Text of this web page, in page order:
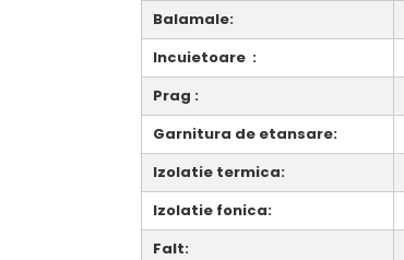
Balamale:
Incuietoare :
Prag :
Garnitura de etansare:
Izolatie termica:
Izolatie fonica:
Falt: